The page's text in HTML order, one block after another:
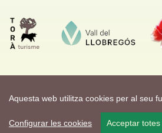
Aquesta web utilitza cookies per al seu
Configurar les cookies Acceptar